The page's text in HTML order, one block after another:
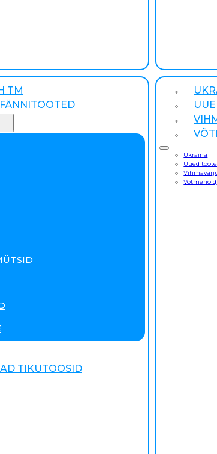
TM
TIKUTOOSID
Ukraina
Uued